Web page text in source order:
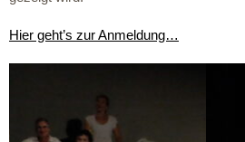
Hier geht’s zur Anmeldung…